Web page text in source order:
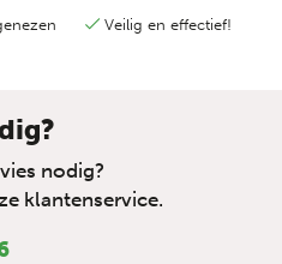
Veilig en effectief!
nodig?
klantenservice.